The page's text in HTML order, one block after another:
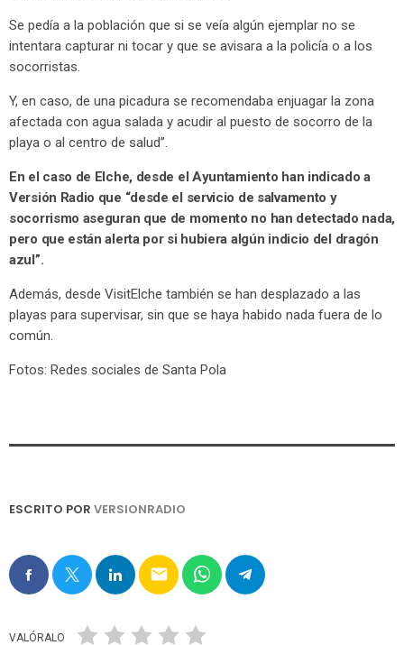
Se pedía a la población que si se veía algún ejemplar no se
intentara capturar ni tocar y que se avisara a la policía o a los
socorristas.
Y, en caso, de una picadura se recomendaba enjuagar la zona
afectada con agua salada y acudir al puesto de socorro de la
playa o al centro de salud”.
En el caso de Elche, desde el Ayuntamiento han indicado a
Versión Radio que “desde el servicio de salvamento y
socorrismo aseguran que de momento no han detectado nada,
pero que están alerta por si hubiera algún indicio del dragón
azul”.
Además, desde VisitElche también se han desplazado a las
playas para supervisar, sin que se haya habido nada fuera de lo
común.
Fotos: Redes sociales de Santa Pola
ESCRITO POR VERSIONRADIO
email
VALÓRALO